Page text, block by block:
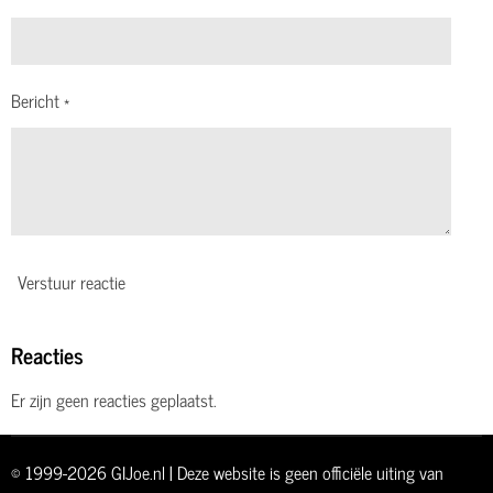
Bericht *
Verstuur reactie
Reacties
Er zijn geen reacties geplaatst.
© 1999-2026 GIJoe.nl | Deze website is geen officiële uiting van